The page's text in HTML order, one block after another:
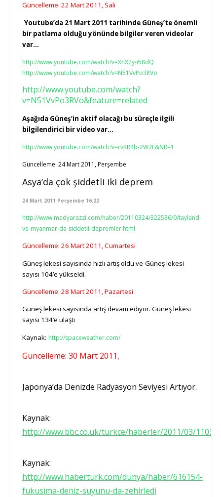
Güncelleme: 22 Mart 2011, Salı
Youtube’da 21 Mart 2011 tarihinde Güneş’te önemli
bir patlama olduğu yönünde bilgiler veren videolar
var…
http://www.youtube.com/watch?v=XnX2y-i58dQ
http://www.youtube.com/watch?v=N51VvPo3RVo
http://www.youtube.com/watch?
v=N51VvPo3RVo&feature=related
Aşağıda Güneş’in aktif olacağı bu süreçle ilgili
bilgilendirici bir video var…
http://www.youtube.com/watch?v=rvKR4b-2W2E&NR=1
Güncelleme: 24 Mart 2011, Perşembe
Asya’da çok şiddetli iki deprem
24 Mart 2011 Perşembe 16:22
http://www.medyarazzi.com/haber/20110324/322536/0/tayland-
ve-myanmar-da-siddetli-depremler.html
Güncelleme: 26 Mart 2011, Cumartesi
Güneş lekesi sayısında hızlı artış oldu ve Güneş lekesi
sayısı 104’e yükseldi.
Güncelleme: 28 Mart 2011, Pazartesi
Güneş lekesi sayısında artış devam ediyor. Güneş lekesi
sayısı 134’e ulaştı
Kaynak: http://spaceweather.com/
Güncelleme: 30 Mart 2011,
Japonya’da Denizde Radyasyon Seviyesi Artıyor.
Kaynak:
http://www.bbc.co.uk/turkce/haberler/2011/03/
Kaynak:
http://www.haberturk.com/dunya/haber/616154-
fukusima-deniz-suyunu-da-zehirledi